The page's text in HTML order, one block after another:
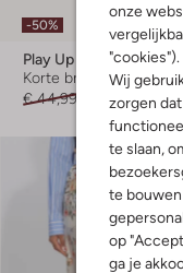
onze
"cookies").
Wij
zorgen
te slaan,
te
op
ga je
-50%
Play Up
Korte broek
€ 44,99
€ 21,99